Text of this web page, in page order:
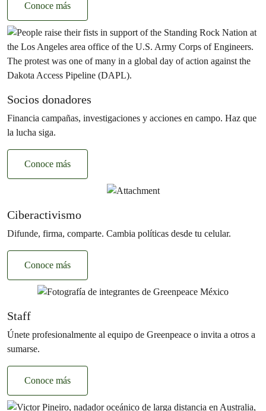
Conoce más
Socios donadores
Financia campañas, investigaciones y acciones en campo. Haz que
la lucha siga.
Conoce más
Ciberactivismo
Difunde, firma, comparte. Cambia políticas desde tu celular.
Conoce más
Staff
Únete profesionalmente al equipo de Greenpeace o invita a otros a
sumarse.
Conoce más